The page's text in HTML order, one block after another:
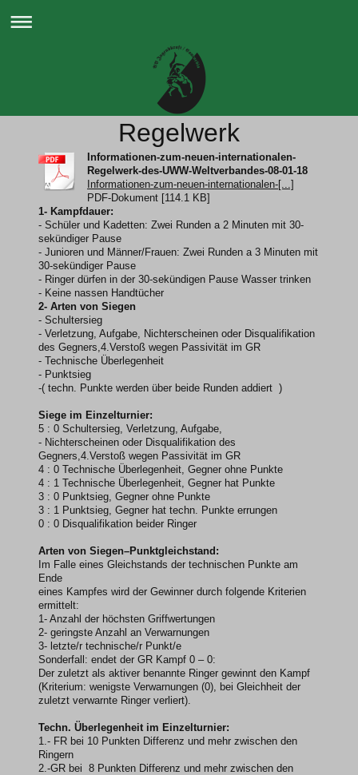
Regelwerk
Informationen-zum-neuen-internationalen-
Regelwerk-des-UWW-Weltverbandes-08-01-18
Informationen-zum-neuen-internationalen-[...]
PDF-Dokument [114.1 KB]
1- Kampfdauer:
- Schüler und Kadetten: Zwei Runden a 2 Minuten mit 30-
sekündiger Pause
- Junioren und Männer/Frauen: Zwei Runden a 3 Minuten mit
30-sekündiger Pause
- Ringer dürfen in der 30-sekündigen Pause Wasser trinken
- Keine nassen Handtücher
2- Arten von Siegen
- Schultersieg
- Verletzung, Aufgabe, Nichterscheinen oder Disqualifikation
des Gegners,4.Verstoß wegen Passivität im GR
- Technische Überlegenheit
- Punktsieg
-( techn. Punkte werden über beide Runden addiert )
Siege im Einzelturnier:
5 : 0 Schultersieg, Verletzung, Aufgabe,
- Nichterscheinen oder Disqualifikation des
Gegners,4.Verstoß wegen Passivität im GR
4 : 0 Technische Überlegenheit, Gegner ohne Punkte
4 : 1 Technische Überlegenheit, Gegner hat Punkte
3 : 0 Punktsieg, Gegner ohne Punkte
3 : 1 Punktsieg, Gegner hat techn. Punkte errungen
0 : 0 Disqualifikation beider Ringer
Arten von Siegen–Punktgleichstand:
Im Falle eines Gleichstands der technischen Punkte am
Ende
eines Kampfes wird der Gewinner durch folgende Kriterien
ermittelt:
1- Anzahl der höchsten Griffwertungen
2- geringste Anzahl an Verwarnungen
3- letzte/r technische/r Punkt/e
Sonderfall: endet der GR Kampf 0 – 0:
Der zuletzt als aktiver benannte Ringer gewinnt den Kampf
(Kriterium: wenigste Verwarnungen (0), bei Gleichheit der
zuletzt verwarnte Ringer verliert).
Techn. Überlegenheit im Einzelturnier:
1.- FR bei 10 Punkten Differenz und mehr zwischen den
Ringern
2.-GR bei 8 Punkten Differenz und mehr zwischen den